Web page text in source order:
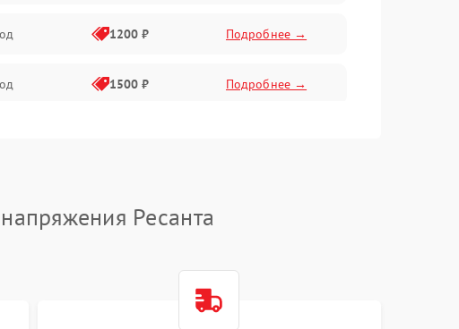
1200 ₽ Подробнее →
1500 ₽ Подробнее →
Ресанта